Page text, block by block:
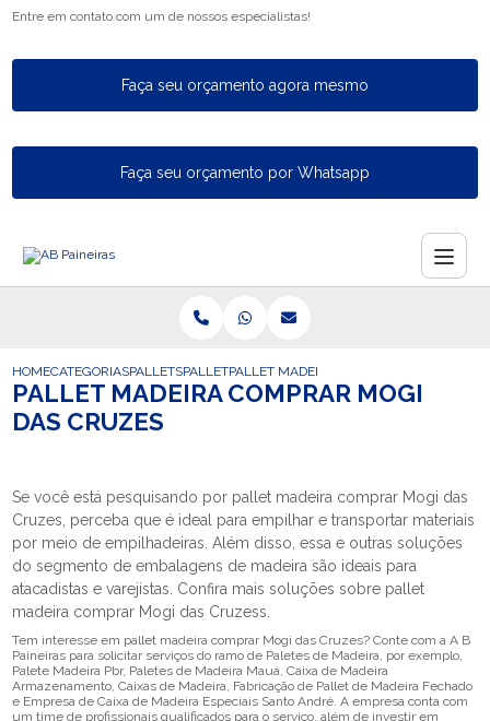
Entre em contato com um de nossos especialistas!
Faça seu orçamento agora mesmo
Faça seu orçamento por Whatsapp
HOMECATEGORIASPALLETSPALLETPALLET MADEIRA COMPRAR MOGI DAS
PALLET MADEIRA COMPRAR MOGI
DAS CRUZES
Se você está pesquisando por pallet madeira comprar Mogi das
Cruzes, perceba que é ideal para empilhar e transportar materiais
por meio de empilhadeiras. Além disso, essa e outras soluções
do segmento de embalagens de madeira são ideais para
atacadistas e varejistas. Confira mais soluções sobre pallet
madeira comprar Mogi das Cruzess.
Tem interesse em pallet madeira comprar Mogi das Cruzes? Conte com a A B
Paineiras para solicitar serviços do ramo de Paletes de Madeira, por exemplo,
Palete Madeira Pbr, Paletes de Madeira Mauá, Caixa de Madeira
Armazenamento, Caixas de Madeira, Fabricação de Pallet de Madeira Fechado
e Empresa de Caixa de Madeira Especiais Santo André. A empresa conta com
um time de profissionais qualificados para o serviço, além de investir em